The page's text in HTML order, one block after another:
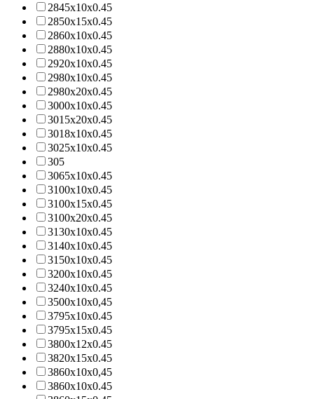
2845х10х0.45
2850х15х0.45
2860х10х0.45
2880х10х0.45
2920х10х0.45
2980х10х0.45
2980х20х0.45
3000х10х0.45
3015х20х0.45
3018х10х0.45
3025х10х0.45
305
3065х10х0.45
3100х10х0.45
3100х15х0.45
3100х20х0.45
3130х10х0.45
3140х10х0.45
3150х10х0.45
3200x10x0.45
3240х10х0.45
3500х10х0,45
3795x10x0.45
3795х15х0.45
3800х12х0.45
3820х15х0.45
3860х10х0,45
3860х10х0.45